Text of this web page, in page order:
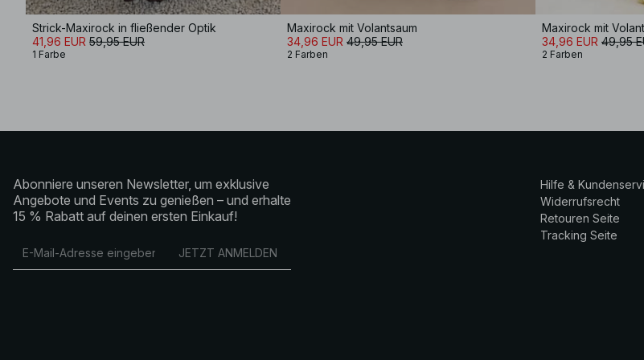
Strick-Maxirock in fließender Optik
41,96 EUR 59,95 EUR
1 Farbe
Maxirock mit Volantsaum
34,96 EUR 49,95 EUR
2 Farben
Maxirock mit
34,96 EUR 49,95
2 Farben
Abonniere unseren Newsletter, um exklusive
Angebote und Events zu genießen – und erhalte
15 % Rabatt auf deinen ersten Einkauf!
JETZT ANMELDEN
Hilfe &
Widerrufsrecht
Retouren Seite
Tracking Seite